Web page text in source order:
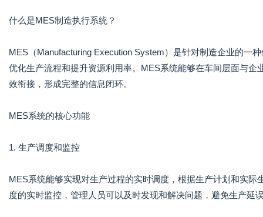
什么是MES制造执行系统？
MES（Manufacturing Execution System）是针对制造企业的一
优化生产流程和提升资源利用率。MES系统能够在车间层面与
效衔接，形成完整的信息闭环。
MES系统的核心功能
1. 生产调度和监控
MES系统能够实现对生产过程的实时调度，根据生产计划和实
度的实时监控，管理人员可以及时发现和解决问题，避免生产延